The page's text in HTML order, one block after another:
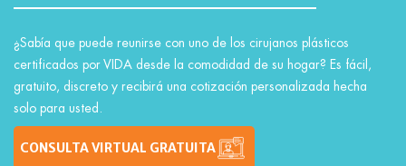
¿Sabía que puede reunirse con uno de los cirujanos plásticos
certificados por VIDA desde la comodidad de su hogar? Es fácil,
gratuito, discreto y recibirá una cotización personalizada hecha
solo para usted.
CONSULTA VIRTUAL GRATUITA